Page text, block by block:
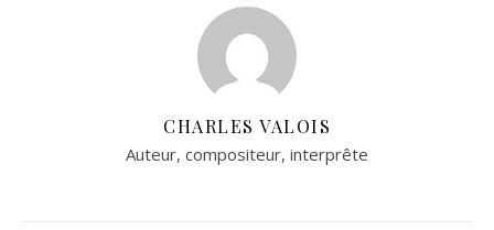
CHARLES VALOIS
Auteur, compositeur, interprête